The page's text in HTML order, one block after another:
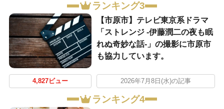
ランキング3
【市原市】テレビ東京系ドラマ
「ストレンジ -伊藤潤二の夜も眠
れぬ奇妙な話-」の撮影に市原市
も協力しています。
4,827ビュー 2026年7月8日(水)の記事
ランキング4